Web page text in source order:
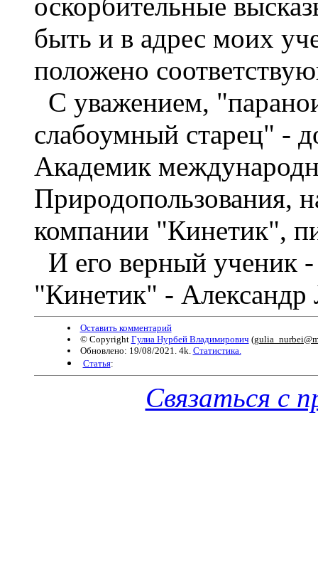
быть и в адрес моих
положено
С уважением,
слабоумный старец" -
Академик
Природопользования,
компании "Кинетик",
И его верный ученик
"Кинетик" - Александр
Оставить комментарий
© Copyright Гулиа Нурбей Владимирович (
Обновлено: 19/08/2021. 4k. Статистика.
Статья:
Связаться с